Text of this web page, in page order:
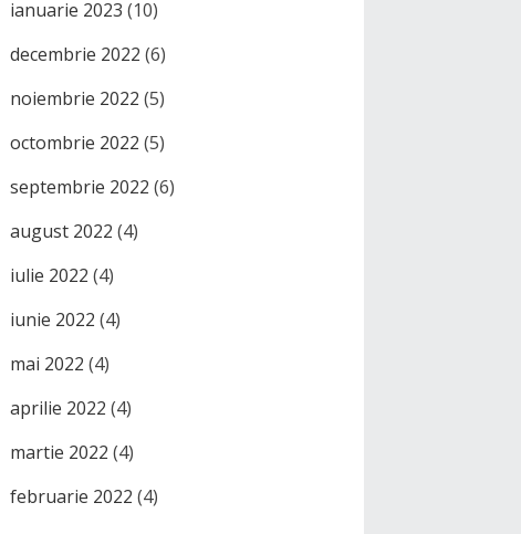
ianuarie 2023 (10)
decembrie 2022 (6)
noiembrie 2022 (5)
octombrie 2022 (5)
septembrie 2022 (6)
august 2022 (4)
iulie 2022 (4)
iunie 2022 (4)
mai 2022 (4)
aprilie 2022 (4)
martie 2022 (4)
februarie 2022 (4)